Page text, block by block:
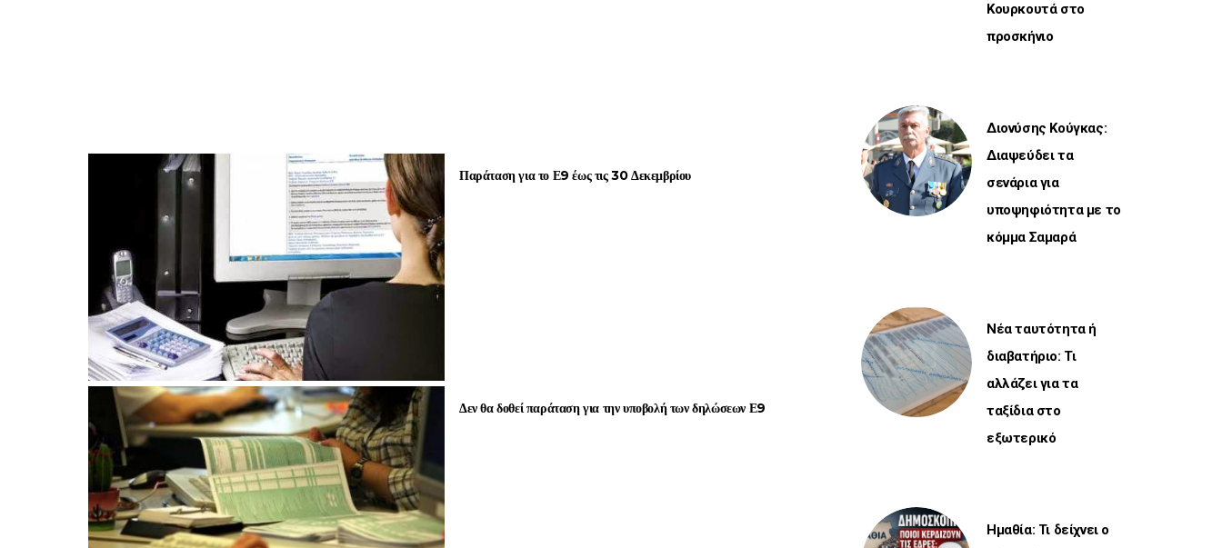
Παράταση για το Ε9 έως τις 30 Δεκεμβρίου
Δεν θα δοθεί παράταση για την υποβολή των δηλώσεων Ε9
Κουρκουτά στο
προσκήνιο
Διονύσης Κούγκας:
Διαψεύδει τα
σενάρια για
υποψηφιότητα με το
κόμμα Σαμαρά
Νέα ταυτότητα ή
διαβατήριο: Τι
αλλάζει για τα
ταξίδια στο
εξωτερικό
Ημαθία: Τι δείχνει ο